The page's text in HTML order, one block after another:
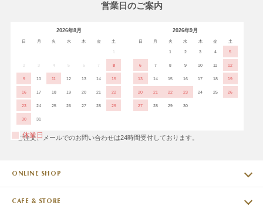
営業日のご案内
2026年8月
日 月 火 水 木 金 土
2 3 5 6 8
9 10 11 12 13 14 15
16 17 18 19 20 21 22
23 24 25 26 27 28 29
30 31
2026年9月
日 月 火 水 木 金 土
1 2 3 4 5
6 7 8 9 10 11 12
13 14 15 16 17 18 19
20 21 22 23 24 25 26
27 28 29 30
休業日
※ご注文、メールでのお問い合わせは24時間受付しております。
ONLINE SHOP
CAFE & STORE